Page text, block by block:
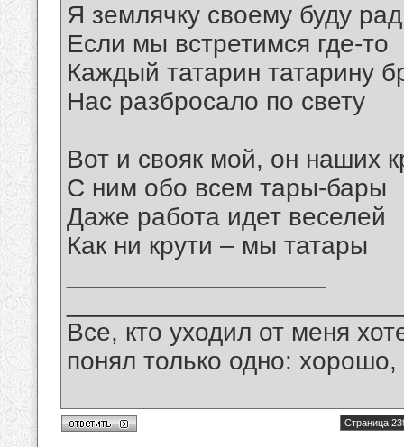
Я землячку своему буду рад
Если мы встретимся где-то
Каждый татарин татарину
Нас разбросало по свету
Вот и свояк мой, он наших
С ним обо всем тары-бары
Даже работа идет веселей
Как ни крути – мы татары
Все, кто уходил от меня
понял только одно:
Страница